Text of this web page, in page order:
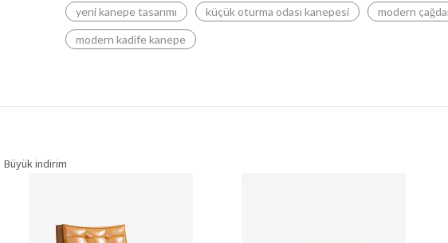
yeni kanepe tasarımı küçük oturma odası kanepesi modern
modern kadife kanepe
Büyük indirim